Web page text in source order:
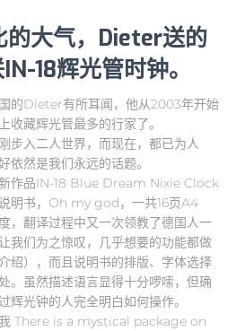
的大气，Dieter送的
18辉光管时钟。
的Dieter有所耳闻，他从2003年开始
收藏辉光管最多的行家了。
步入二人世界，而现在，都已为人
依然是我们永远的话题。
作品IN-18 Blue Dream Nixie Clock
明书，Oh my god，一共16页A4
，翻译过程中又一次领教了德国人一
我们为之惊叹，几乎想要的功能都做
绍），而且说明书的排版、字体选择
。虽然描述语言显得十分啰嗦，但确
辉光钟的人完全明白如何操作。
There is a mystical package on